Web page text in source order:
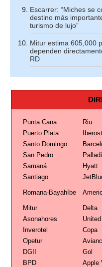
Escarrer: “Miches se
destino más
turismo de lujo”
Mitur estima 605,000
dependen
RD
Punta Cana Riu
Puerto Plata
Santo Domingo
San Pedro
Samaná
Hyatt
Santiago
Romana-Bayahíbe
Mitur
Delta
Asonahores
United
Inverotel
Copa
Opetur
DGII
Gol
BPD
Apple